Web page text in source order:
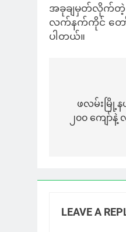
အခုချမှတ်လိုက်တဲ့ တ
လက်နက်ကိုင် တော်
ပါတယ်။
navigation
ဖလမ်းမြို့
၂၀၀ ကျော်
LEAVE A